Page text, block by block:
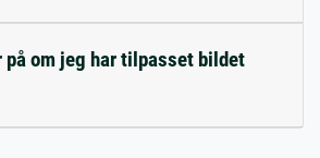
på om jeg har tilpasset bildet